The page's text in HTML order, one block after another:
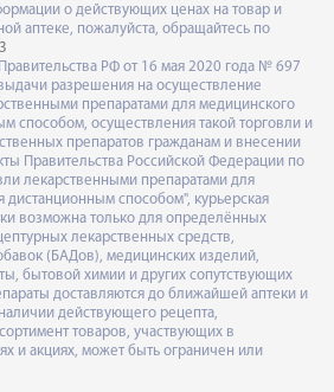
о действующих ценах на товар и
аптеке, пожалуйста, обращайтесь по
РФ от 16 мая 2020 года № 697
разрешения на осуществление
препаратами для медицинского
способом, осуществления такой торговли и
препаратов гражданам и внесении
Правительства Российской Федерации по
лекарственными препаратами для
способом", курьерская
возможна только для определённых
лекарственных средств,
(БАДов), медицинских изделий,
бытовой химии и других сопутствующих
доставляются до ближайшей аптеки и
действующего рецепта,
товаров, участвующих в
и акциях, может быть ограничен или